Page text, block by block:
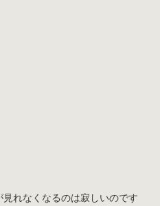
れなくなるのは寂しいのです